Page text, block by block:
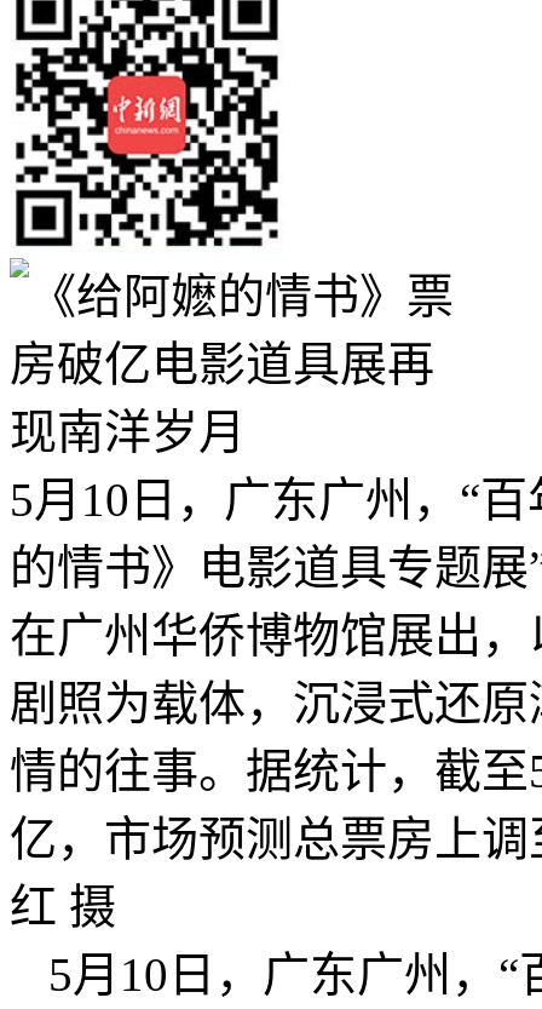
5月10日，广东广州，“
的情书》电影道具专题
在广州华侨博物馆展出
剧照为载体，沉浸式还
情的往事。据统计，截
亿，市场预测总票房上
红 摄
5月10日，广东广州，